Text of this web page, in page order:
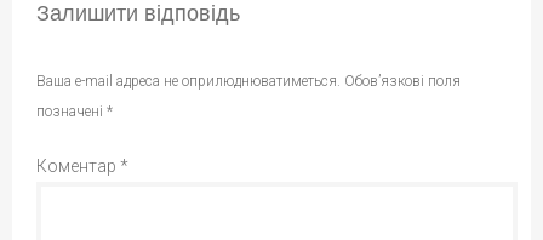
Залишити відповідь
Ваша e-mail адреса не оприлюднюватиметься. Обов’язкові поля
позначені *
Коментар *